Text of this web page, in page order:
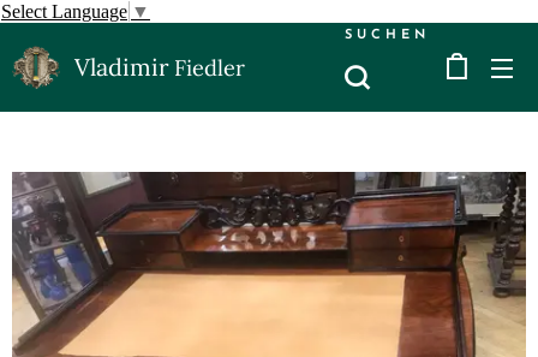
Select Language ▼
Vladimir Fiedler
SUCHEN